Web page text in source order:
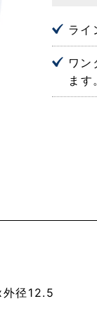
ライ
ワン
ます
径12.5